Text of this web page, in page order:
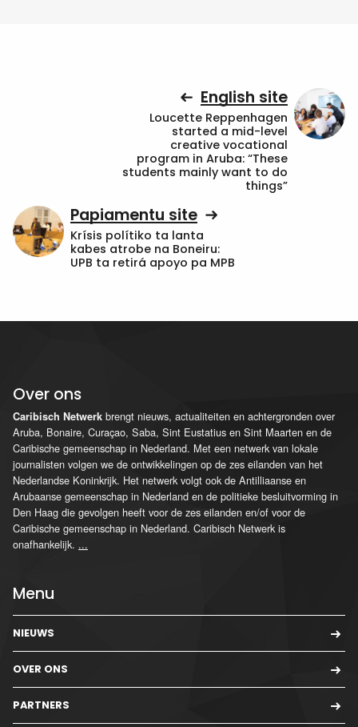
English site
Loucette Reppenhagen
started a mid-level
creative vocational
program in Aruba: “These
students mainly want to do
things”
Papiamentu site
Krísis polítiko ta lanta
kabes atrobe na Boneiru:
UPB ta retirá apoyo pa MPB
Over ons
Caribisch Netwerk brengt nieuws, actualiteiten en achtergronden over
Aruba, Bonaire, Curaçao, Saba, Sint Eustatius en Sint Maarten en de
Caribische gemeenschap in Nederland. Met een netwerk van lokale
journalisten volgen we de ontwikkelingen op de zes eilanden van het
Nederlandse Koninkrijk. Het netwerk volgt ook de Antilliaanse en
Arubaanse gemeenschap in Nederland en de politieke besluitvorming in
Den Haag die gevolgen heeft voor de zes eilanden en/of voor de
Caribische gemeenschap in Nederland. Caribisch Netwerk is
onafhankelijk. ...
Menu
NIEUWS
OVER ONS
PARTNERS